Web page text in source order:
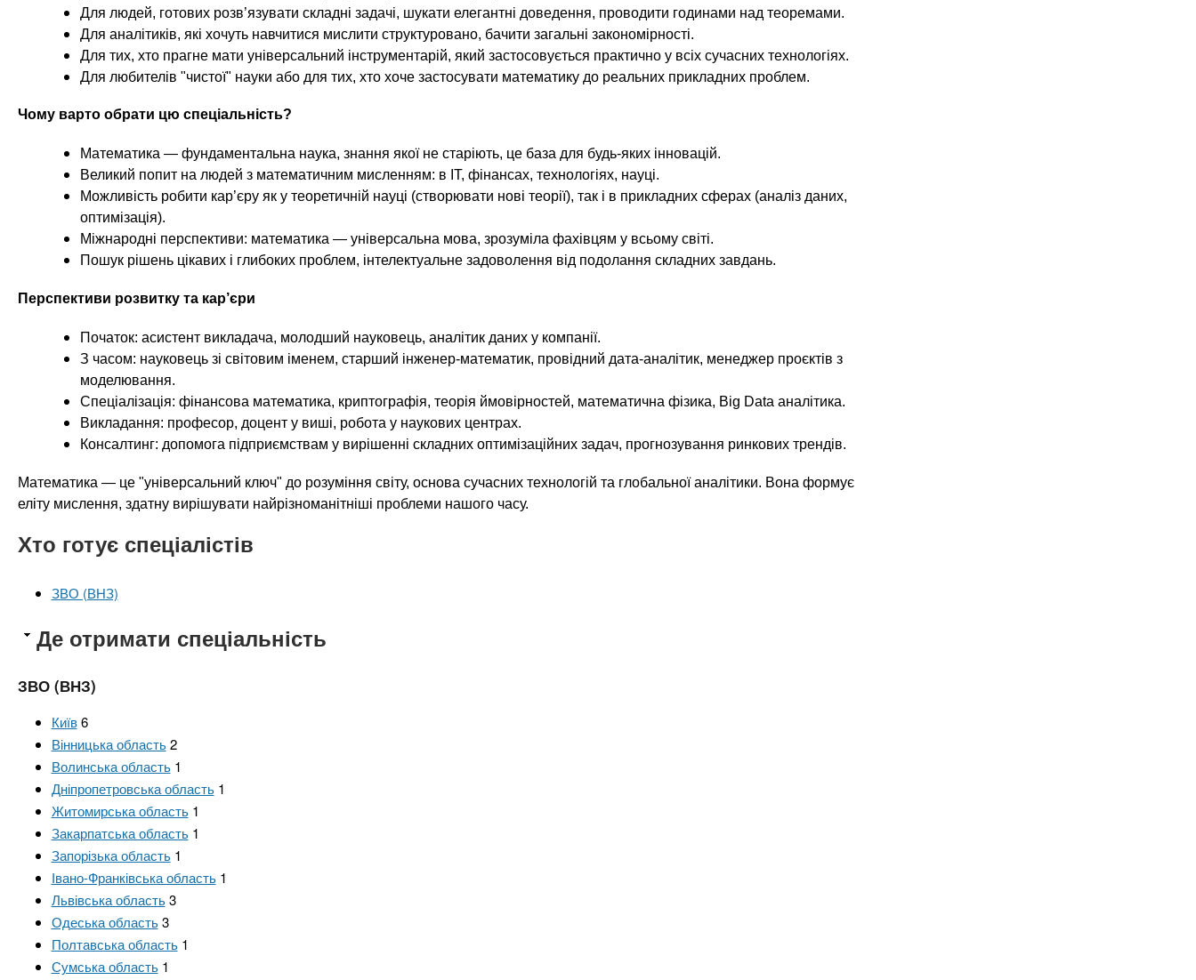
Для людей, готових розв’язувати складні задачі, шукати елегантні доведення, проводити годинами над теоремами.
Для аналітиків, які хочуть навчитися мислити структуровано, бачити загальні закономірності.
Для тих, хто прагне мати універсальний інструментарій, який застосовується практично у всіх сучасних технологіях.
Для любителів "чистої" науки або для тих, хто хоче застосувати математику до реальних прикладних проблем.
Чому варто обрати цю спеціальність?
Математика — фундаментальна наука, знання якої не старіють, це база для будь-яких інновацій.
Великий попит на людей з математичним мисленням: в ІТ, фінансах, технологіях, науці.
Можливість робити кар’єру як у теоретичній науці (створювати нові теорії), так і в прикладних сферах (аналіз даних,
оптимізація).
Міжнародні перспективи: математика — універсальна мова, зрозуміла фахівцям у всьому світі.
Пошук рішень цікавих і глибоких проблем, інтелектуальне задоволення від подолання складних завдань.
Перспективи розвитку та кар’єри
Початок: асистент викладача, молодший науковець, аналітик даних у компанії.
З часом: науковець зі світовим іменем, старший інженер-математик, провідний дата-аналітик, менеджер проєктів з
моделювання.
Спеціалізація: фінансова математика, криптографія, теорія ймовірностей, математична фізика, Big Data аналітика.
Викладання: професор, доцент у виші, робота у наукових центрах.
Консалтинг: допомога підприємствам у вирішенні складних оптимізаційних задач, прогнозування ринкових трендів.
Математика — це "універсальний ключ" до розуміння світу, основа сучасних технологій та глобальної аналітики. Вона формує
еліту мислення, здатну вирішувати найрізноманітніші проблеми нашого часу.
Хто готує спеціалістів
ЗВО (ВНЗ)
Де отримати спеціальність
ЗВО (ВНЗ)
Київ 6
Вінницька область 2
Волинська область 1
Дніпропетровська область 1
Житомирська область 1
Закарпатська область 1
Запорізька область 1
Івано-Франківська область 1
Львівська область 3
Одеська область 3
Полтавська область 1
Сумська область 1